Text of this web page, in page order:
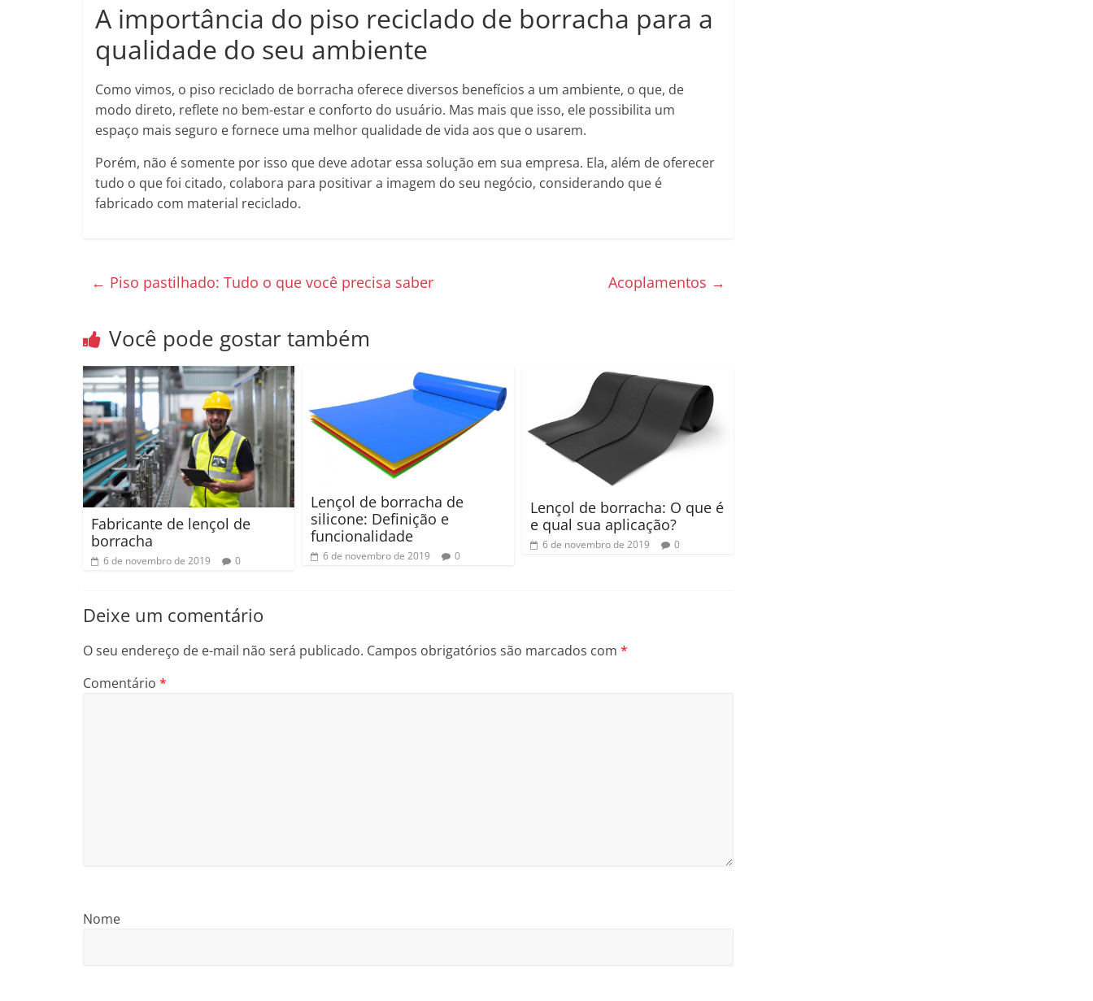
A importância do piso reciclado de borracha para a
qualidade do seu ambiente
Como vimos, o piso reciclado de borracha oferece diversos benefícios a um ambiente, o que, de
modo direto, reflete no bem-estar e conforto do usuário. Mas mais que isso, ele possibilita um
espaço mais seguro e fornece uma melhor qualidade de vida aos que o usarem.
Porém, não é somente por isso que deve adotar essa solução em sua empresa. Ela, além de oferecer
tudo o que foi citado, colabora para positivar a imagem do seu negócio, considerando que é
fabricado com material reciclado.
← Piso pastilhado: Tudo o que você precisa saber Acoplamentos →
Você pode gostar também
Fabricante de lençol de
borracha
6 de novembro de 2019 0
Lençol de borracha de
silicone: Definição e
funcionalidade
6 de novembro de 2019 0
Lençol de borracha: O que é
e qual sua aplicação?
6 de novembro de 2019 0
Deixe um comentário
O seu endereço de e-mail não será publicado. Campos obrigatórios são marcados com *
Comentário *
Nome